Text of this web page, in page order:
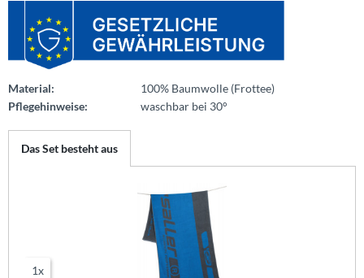
Material:
100% Baumwolle (Frottee)
Pflegehinweise:
waschbar bei 30°
Das Set besteht aus
1x